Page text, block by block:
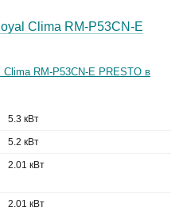
Clima RM-P53CN-E
5.3 кВт
5.2 кВт
2.01 кВт
2.01 кВт